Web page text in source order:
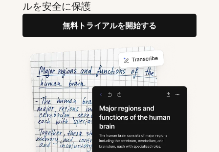
ルを安全に保護
無料トライアルを開始する